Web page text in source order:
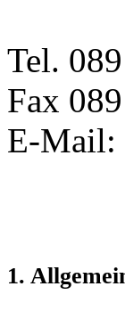
Tel.
Fax
E-Mail:
1.